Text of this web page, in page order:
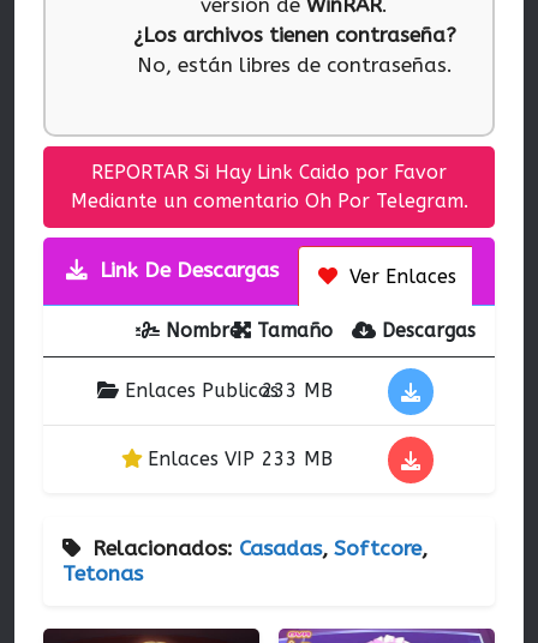
¿Los archivos tienen contraseña?
No, están libres de contraseñas.
REPORTAR Si Hay Link Caido por Favor
Mediante un comentario Oh Por Telegram.
Link De Descargas Ver Enlaces
Nombre Tamaño Descargas
Enlaces Publicos233 MB
Enlaces VIP 233 MB
Relacionados: Casadas, Softcore,
Tetonas